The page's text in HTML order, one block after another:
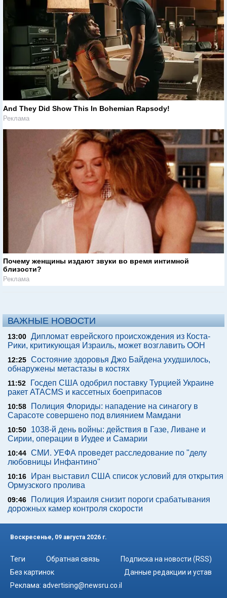
And They Did Show This In Bohemian Rapsody!
Реклама
Почему женщины издают звуки во время интимной
близости?
Реклама
ВАЖНЫЕ НОВОСТИ
13:00 Дипломат еврейского происхождения из Коста-
Рики, критикующая Израиль, может возглавить ООН
12:25 Состояние здоровья Джо Байдена ухудшилось,
обнаружены метастазы в костях
11:52
Госдеп США одобрил поставку Турцией Украине
ракет ATACMS и кассетных боеприпасов
10:58
Полиция Флориды: нападение на синагогу в
Сарасоте совершено под влиянием Мамдани
10:50
1038-й день войны: действия в Газе, Ливане и
Сирии, операции в Иудее и Самарии
10:44 СМИ. УЕФА проведет расследование по "делу
любовницы Инфантино"
10:16
Иран выставил США список условий для открытия
Ормузского пролива
09:46
Полиция Израиля снизит пороги срабатывания
дорожных камер контроля скорости
Воскресенье, 09 августа 2026 г.
Теги Обратная связь
Подписка на новости (RSS)
Без картинок
Данные редакции и устав
Реклама: advertising@newsru.co.il